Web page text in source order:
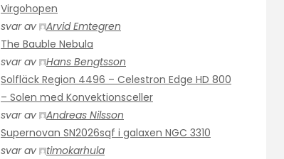
Virgohopen
svar av
Arvid Emtegren
The Bauble Nebula
svar av
Hans Bengtsson
Solfläck Region 4496 – Celestron Edge HD 800
– Solen med Konvektionsceller
svar av
Andreas Nilsson
Supernovan SN2026sqf i galaxen NGC 3310
svar av
timokarhula